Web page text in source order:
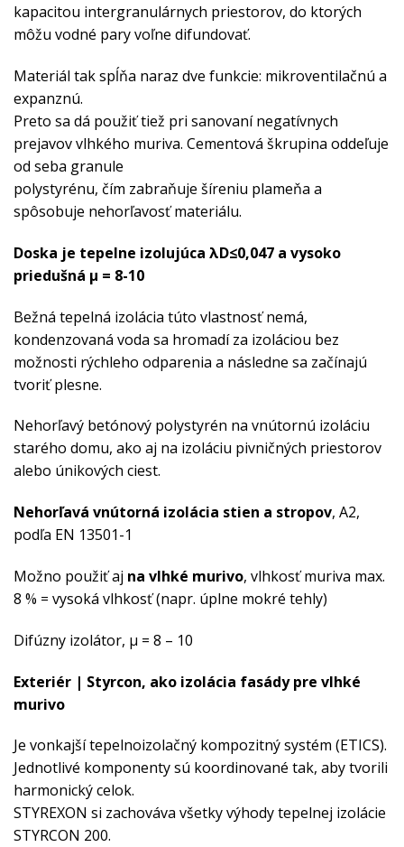
kapacitou intergranulárnych priestorov, do ktorých
môžu vodné pary voľne difundovať.
Materiál tak spĺňa naraz dve funkcie: mikroventilačnú a
expanznú.
Preto sa dá použiť tiež pri sanovaní negatívnych
prejavov vlhkého muriva. Cementová škrupina oddeľuje
od seba granule
polystyrénu, čím zabraňuje šíreniu plameňa a
spôsobuje nehorľavosť materiálu.
Doska je tepelne izolujúca λD≤0,047 a vysoko
priedušná μ = 8-10
Bežná tepelná izolácia túto vlastnosť nemá,
kondenzovaná voda sa hromadí za izoláciou bez
možnosti rýchleho odparenia a následne sa začínajú
tvoriť plesne.
Nehorľavý betónový polystyrén na vnútornú izoláciu
starého domu, ako aj na izoláciu pivničných priestorov
alebo únikových ciest.
Nehorľavá vnútorná izolácia stien a stropov, A2,
podľa EN 13501-1
Možno použiť aj na vlhké murivo, vlhkosť muriva max.
8 % = vysoká vlhkosť (napr. úplne mokré tehly)
Difúzny izolátor, μ = 8 – 10
Exteriér | Styrcon, ako izolácia fasády pre vlhké
murivo
Je vonkajší tepelnoizolačný kompozitný systém (ETICS).
Jednotlivé komponenty sú koordinované tak, aby tvorili
harmonický celok.
STYREXON si zachováva všetky výhody tepelnej izolácie
STYRCON 200.